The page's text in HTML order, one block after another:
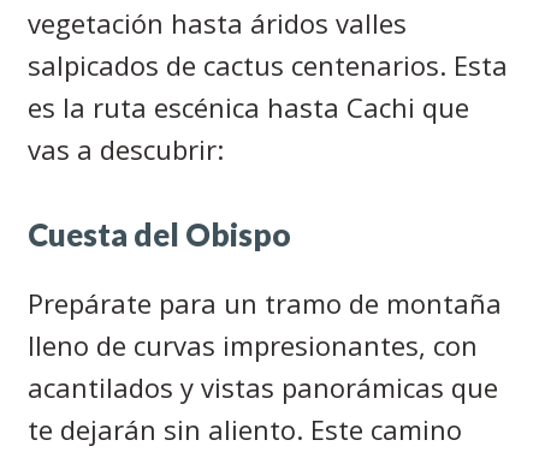
vegetación hasta áridos valles
salpicados de cactus centenarios. Esta
es la ruta escénica hasta Cachi que
vas a descubrir:
Cuesta del Obispo
Prepárate para un tramo de montaña
lleno de curvas impresionantes, con
acantilados y vistas panorámicas que
te dejarán sin aliento. Este camino